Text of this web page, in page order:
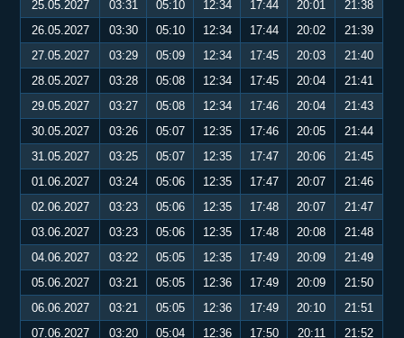
25.05.2027
03:31 05:10 12:34 17:44 20:01
21:38
26.05.2027
03:30 05:10 12:34 17:44 20:02
21:39
27.05.2027
03:29 05:09 12:34 17:45 20:03
21:40
28.05.2027
03:28 05:08 12:34 17:45 20:04
21:41
29.05.2027
03:27 05:08 12:34 17:46 20:04
21:43
30.05.2027
03:26 05:07 12:35 17:46 20:05
21:44
31.05.2027
03:25 05:07 12:35 17:47 20:06
21:45
01.06.2027
03:24 05:06 12:35 17:47 20:07
21:46
02.06.2027
03:23 05:06 12:35 17:48 20:07
21:47
03.06.2027
03:23 05:06 12:35 17:48 20:08
21:48
04.06.2027
03:22 05:05 12:35 17:49 20:09
21:49
05.06.2027
03:21 05:05 12:36 17:49 20:09
21:50
06.06.2027
03:21 05:05 12:36 17:49 20:10
21:51
07.06.2027
03:20 05:04 12:36 17:50 20:11
21:52